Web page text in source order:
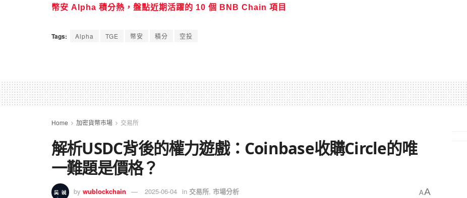
幣安 Alpha 積分熱，盤點近期活躍的 10 個 BNB Chain 項目
Tags: Alpha TGE 幣安 積分 空投
Home 加密貨幣市場 交易所
解析USDC背後的權力遊戲：Coinbase收購Circle的唯
一難題是價格？
by wublockchain 2025-06-04 in 交易所, 市場分析 AA